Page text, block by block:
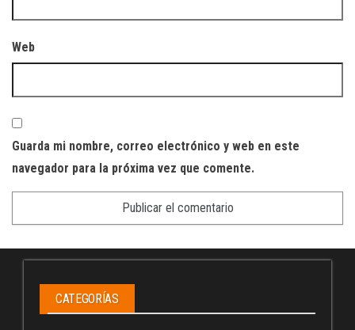
Web
Guarda mi nombre, correo electrónico y web en este
navegador para la próxima vez que comente.
CATEGORÍAS